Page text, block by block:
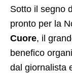
Sotto il segno
pronto per la
Cuore, il
benefico
dal giornalista